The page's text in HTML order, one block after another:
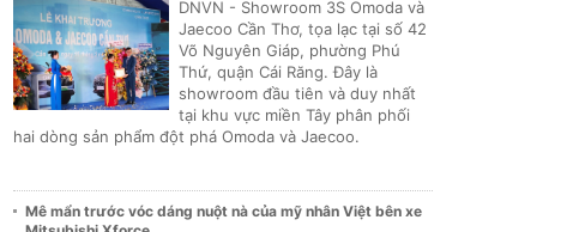
DNVN - Showroom 3S Omoda và
Jaecoo Cần Thơ, tọa lạc tại số 42
Võ Nguyên Giáp, phường Phú
Thứ, quận Cái Răng. Đây là
showroom đầu tiên và duy nhất
tại khu vực miền Tây phân phối
hai dòng sản phẩm đột phá Omoda và Jaecoo.
Mê mẩn trước vóc dáng nuột nà của mỹ nhân Việt bên xe